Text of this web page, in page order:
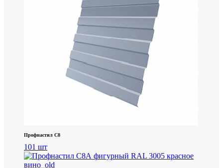
Профнастил С8
101 шт